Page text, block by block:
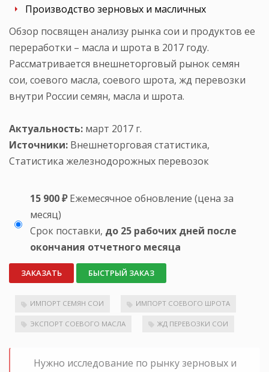
Производство зерновых и масличных
Обзор посвящен анализу рынка сои и продуктов ее
переработки – масла и шрота в 2017 году.
Рассматривается внешнеторговый рынок семян
сои, соевого масла, соевого шрота, жд перевозки
внутри России семян, масла и шрота.
Актуальность: март 2017 г.
Источники: Внешнеторговая статистика,
Статистика железнодорожных перевозок
15 900 ₽ Ежемесячное обновление (цена за
месяц)
Срок поставки, до 25 рабочих дней после
окончания отчетного месяца
ЗАКАЗАТЬ БЫСТРЫЙ ЗАКАЗ
ИМПОРТ СЕМЯН СОИ ИМПОРТ СОЕВОГО ШРОТА
ЭКСПОРТ СОЕВОГО МАСЛА ЖД ПЕРЕВОЗКИ СОИ
Нужно исследование по рынку зерновых и